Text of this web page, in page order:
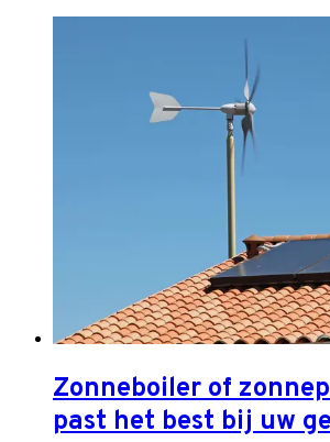
Zonneboiler of
past het best bij uw